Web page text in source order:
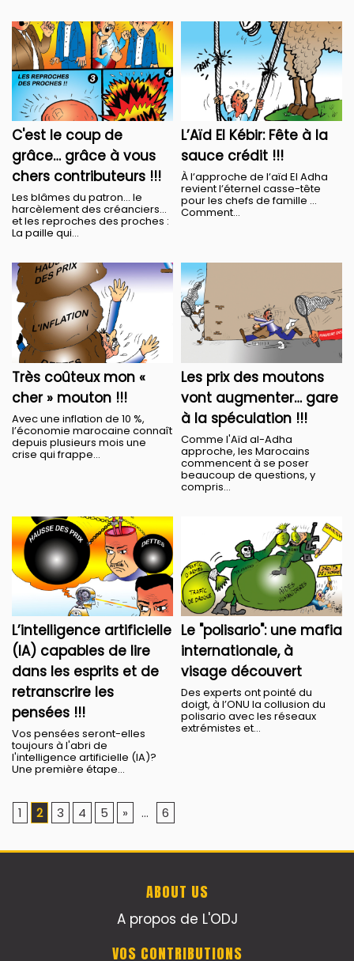
C'est le coup de
grâce… grâce à vous
chers contributeurs !!!
Les blâmes du patron… le
harcèlement des créanciers…
et les reproches des proches :
La paille qui...
L’Aïd El Kébir: Fête à la
sauce crédit !!!
À lʼapproche de lʼaïd El Adha
revient lʼéternel casse-tête
pour les chefs de famille …
Comment...
Très coûteux mon «
cher » mouton !!!
Avec une inflation de 10 %,
l’économie marocaine connaît
depuis plusieurs mois une
crise qui frappe...
Les prix des moutons
vont augmenter… gare
à la spéculation !!!
Comme l'Aïd al-Adha
approche, les Marocains
commencent à se poser
beaucoup de questions, y
compris...
L’intelligence artificielle
(IA) capables de lire
dans les esprits et de
retranscrire les
pensées !!!
Vos pensées seront-elles
toujours à l'abri de
l'intelligence artificielle (IA)?
Une première étape...
Le "polisario": une mafia
internationale, à
visage découvert
Des experts ont pointé du
doigt, à l’ONU la collusion du
polisario avec les réseaux
extrémistes et...
1 2 3 4 5 » ... 6
ABOUT US
A propos de L'ODJ
VOS CONTRIBUTIONS